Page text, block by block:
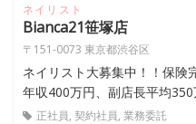
ネイリスト
Bianca21笹塚店
〒151-0073 東京都渋谷区
ネイリスト大募集中！！保険
年収400万円、副店長平均
正社員, 契約社員, 業務委託